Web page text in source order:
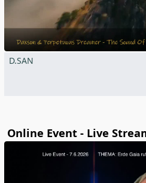
D.SAN
Online Event - Live